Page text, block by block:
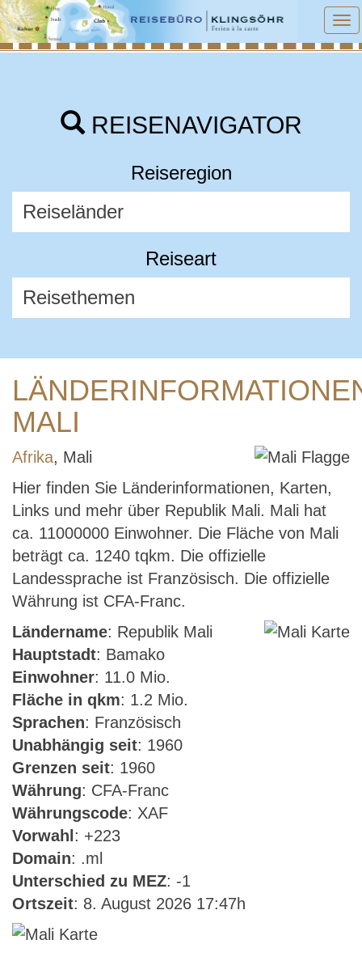
REISENAVIGATOR
Reiseregion
Reiseart
MALI
Afrika, Mali
Hier finden Sie Länderinformationen, Karten,
Links und mehr über Republik Mali. Mali hat
ca. 11000000 Einwohner. Die Fläche von Mali
beträgt ca. 1240 tqkm. Die offizielle
Landessprache ist Französisch. Die offizielle
Währung ist CFA-Franc.
Ländername: Republik Mali
Hauptstadt: Bamako
Einwohner: 11.0 Mio.
Fläche in qkm: 1.2 Mio.
Sprachen: Französisch
Unabhängig seit: 1960
Grenzen seit: 1960
Währung: CFA-Franc
Währungscode: XAF
Vorwahl : +223
Domain: .ml
Unterschied zu MEZ: -1
Ortszeit: 8. August 2026 17:47h